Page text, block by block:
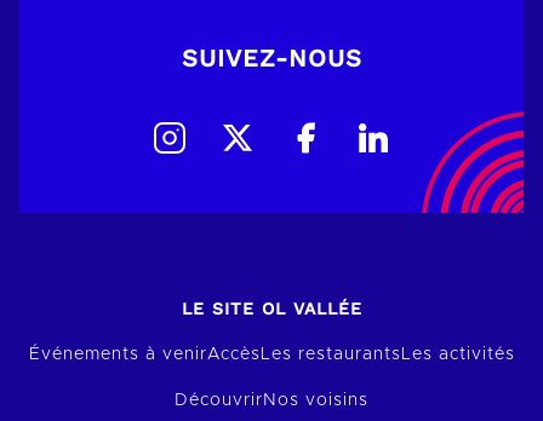
SUIVEZ-NOUS
LE SITE OL VALLÉE
Événements à venirAccèsLes restaurantsLes activités
Découvrir Nos voisins